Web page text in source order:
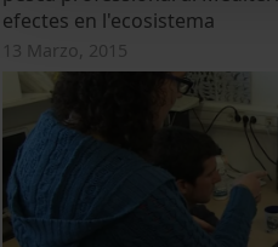
efectes en l'ecosistema
13 Marzo, 2015